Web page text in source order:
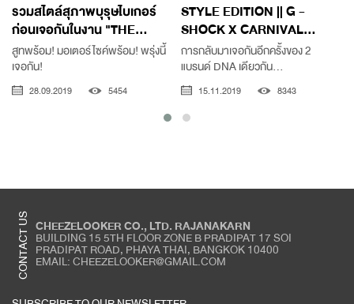
รวมสไตล์สุภาพบุรุษไบเกอร์
ก่อนเจอกันในงาน "THE...
สูทพร้อม! มอเตอร์ไซค์พร้อม! พรุ่งนี้
เจอกัน!
28.09.2019 5454
STYLE EDITION || G -
SHOCK X CARNIVAL...
การกลับมาเจอกันอีกครั้งของ 2
แบรนด์ DNA เดียวกัน...
15.11.2019 8343
CONTACT US CHEEZELOOKER CO., LTD. RAJANAKARN
BUILDING 15 5TH FLOOR ZONE B PRADIPAT 17 SOI
PRADIPAT ROAD, PHAYA THAI, BANGKOK 10400
EMAIL: CHEEZELOOKER@GMAIL.COM